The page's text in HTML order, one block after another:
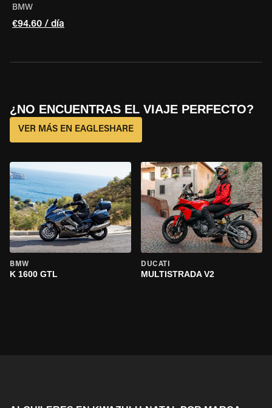
BMW
€94.60 / día
¿NO ENCUENTRAS EL VIAJE PERFECTO?
VER MÁS EN EAGLESHARE
BMW
K 1600 GTL
DUCATI
MULTISTRADA V2